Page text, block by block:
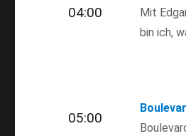
04:00
Mit
bin ich,
05:00